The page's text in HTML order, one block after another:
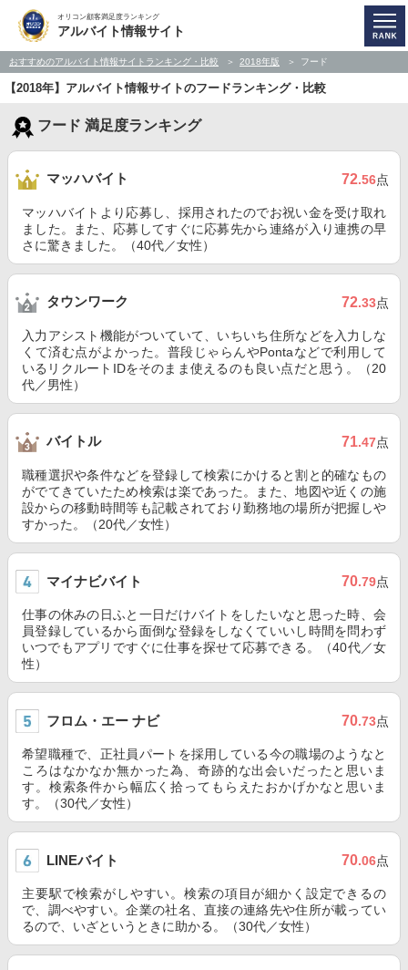
オリコン顧客満足度ランキング
アルバイト情報サイト
おすすめのアルバイト情報サイトランキング・比較 2018年版 フード
【2018年】アルバイト情報サイトのフードランキング・比較
フード 満足度ランキング
マッハバイト 72.56点
マッハバイトより応募し、採用されたのでお祝い金を受け取れ
ました。また、応募してすぐに応募先から連絡が入り連携の早
さに驚きました。（40代／女性）
タウンワーク 72.33点
入力アシスト機能がついていて、いちいち住所などを入力しな
くて済む点がよかった。普段じゃらんやPontaなどで利用して
いるリクルートIDをそのまま使えるのも良い点だと思う。（20
代／男性）
バイトル 71.47点
職種選択や条件などを登録して検索にかけると割と的確なもの
がでてきていたため検索は楽であった。また、地図や近くの施
設からの移動時間等も記載されており勤務地の場所が把握しや
すかった。（20代／女性）
マイナビバイト 70.79点
仕事の休みの日ふと一日だけバイトをしたいなと思った時、会
員登録しているから面倒な登録をしなくていいし時間を問わず
いつでもアプリですぐに仕事を探せて応募できる。（40代／女
性）
フロム・エー ナビ 70.73点
希望職種で、正社員パートを採用している今の職場のようなと
ころはなかなか無かった為、奇跡的な出会いだったと思いま
す。検索条件から幅広く拾ってもらえたおかげかなと思いま
す。（30代／女性）
LINEバイト 70.06点
主要駅で検索がしやすい。検索の項目が細かく設定できるの
で、調べやすい。企業の社名、直接の連絡先や住所が載ってい
るので、いざというときに助かる。（30代／女性）